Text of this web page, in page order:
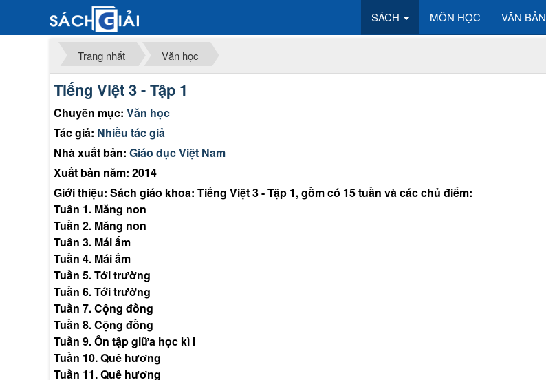
SÁCH MÔN HỌC VĂN BẢN
Trang nhất Văn học
Tiếng Việt 3 - Tập 1
Chuyên mục: Văn học
Tác giả: Nhiều tác giả
Nhà xuất bản: Giáo dục Việt Nam
Xuất bản năm: 2014
Giới thiệu: Sách giáo khoa: Tiếng Việt 3 - Tập 1, gồm có 15 tuần và các chủ điểm:
Tuần 1. Măng non
Tuần 2. Măng non
Tuần 3. Mái ấm
Tuần 4. Mái ấm
Tuần 5. Tới trường
Tuần 6. Tới trường
Tuần 7. Cộng đồng
Tuần 8. Cộng đồng
Tuần 9. Ôn tập giữa học kì I
Tuần 10. Quê hương
Tuần 11. Quê hương